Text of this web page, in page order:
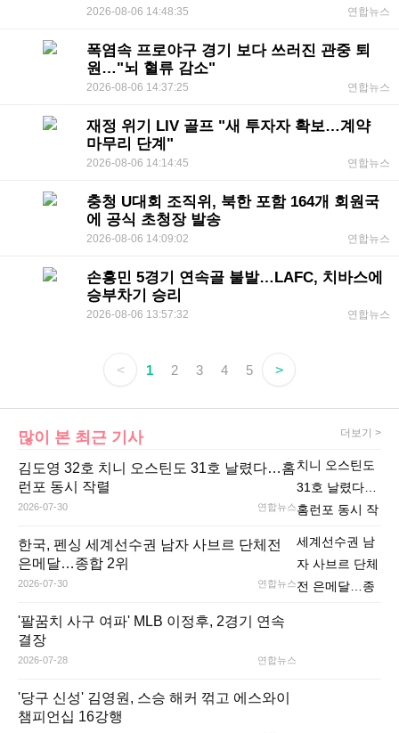
2026-08-06 14:48:35 연합뉴스
폭염속 프로야구 경기 보다 쓰러진 관중 퇴
원…"뇌 혈류 감소"
2026-08-06 14:37:25 연합뉴스
재정 위기 LIV 골프 "새 투자자 확보…계약
마무리 단계"
2026-08-06 14:14:45 연합뉴스
충청 U대회 조직위, 북한 포함 164개 회원국
에 공식 초청장 발송
2026-08-06 14:09:02 연합뉴스
손흥민 5경기 연속골 불발…LAFC, 치바스에
승부차기 승리
2026-08-06 13:57:32 연합뉴스
< 1 2 3 4 5 >
많이 본 최근 기사 더보기 >
김도영 32호 치니 오스틴도 31호 날렸다…홈
런포 동시 작렬
2026-07-30 연합뉴스
한국, 펜싱 세계선수권 남자 사브르 단체전
은메달…종합 2위
2026-07-30 연합뉴스
'팔꿈치 사구 여파' MLB 이정후, 2경기 연속
결장
2026-07-28 연합뉴스
'당구 신성' 김영원, 스승 해커 꺾고 에스와이
챔피언십 16강행